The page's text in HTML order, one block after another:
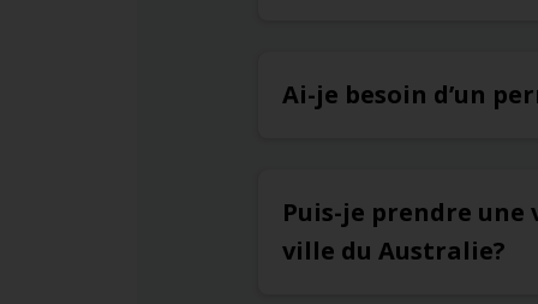
Ai-je besoin d’un
Puis-je prendre
ville du Australie?